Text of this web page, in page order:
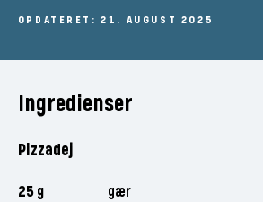
OPDATERET: 21. AUGUST 2025
Ingredienser
Pizzadej
25 g
gær